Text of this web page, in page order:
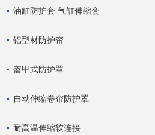
油缸防护套 气缸伸缩套
铝型材防护帘
盔甲式防护罩
自动伸缩卷帘防护罩
耐高温伸缩软连接